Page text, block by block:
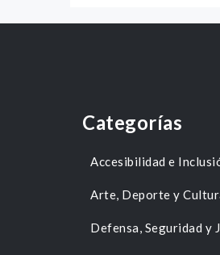
Categorías
Accesibilidad e
Arte, Deporte y
Defensa, Seguridad y